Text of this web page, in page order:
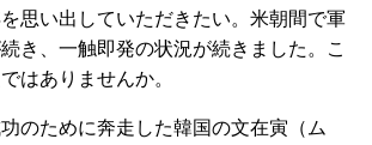
思い出していただきたい。米朝間で軍
き、一触即発の状況が続きました。こ
はありませんか。
のために奔走した韓国の文在寅（ム